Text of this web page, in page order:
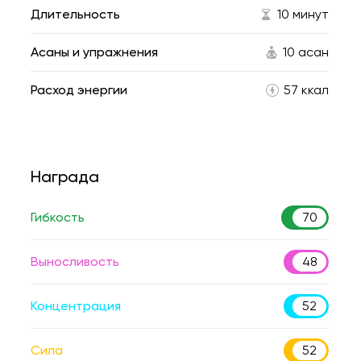
Длительность 10 минут
Асаны и упражнения 10 асан
Расход энергии 57 ккал
Награда
Гибкость 70
Выносливость 48
Концентрация 52
Сила 52